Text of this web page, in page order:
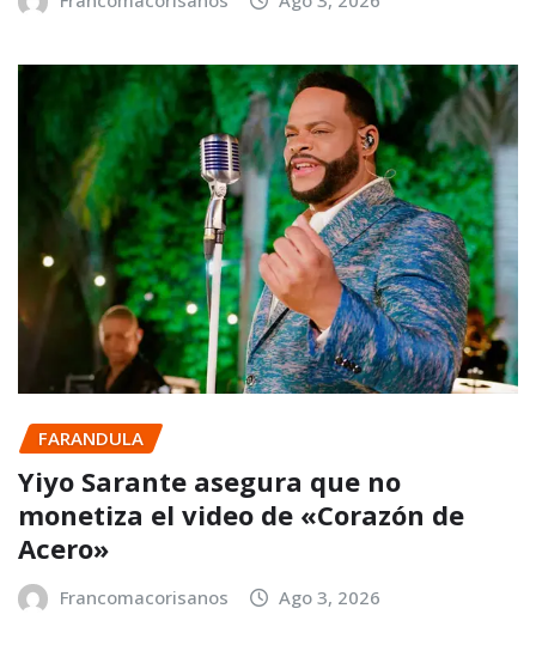
FARANDULA
Yiyo Sarante asegura que no
monetiza el video de «Corazón de
Acero»
Francomacorisanos Ago 3, 2026